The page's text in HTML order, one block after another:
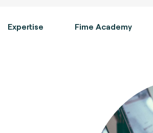
Expertise Fime Academy